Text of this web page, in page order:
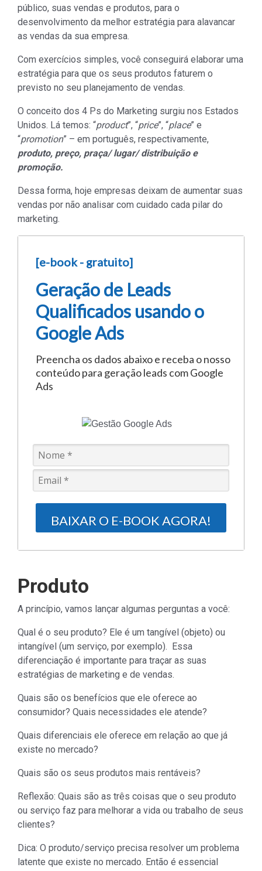
público, suas vendas e produtos, para o
desenvolvimento da melhor estratégia para alavancar
as vendas da sua empresa.
Com exercícios simples, você conseguirá elaborar uma
estratégia para que os seus produtos faturem o
previsto no seu planejamento de vendas.
O conceito dos 4 Ps do Marketing surgiu nos Estados
Unidos. Lá temos: “product”, “price”, “place” e
“promotion” – em português, respectivamente,
produto, preço, praça/ lugar/ distribuição e
promoção.
Dessa forma, hoje empresas deixam de aumentar suas
vendas por não analisar com cuidado cada pilar do
marketing.
[e-book - gratuito]
Geração de Leads
Qualificados usando o
Google Ads
Preencha os dados abaixo e receba o nosso
conteúdo para geração leads com Google
Ads
BAIXAR O E-BOOK AGORA!
Produto
A princípio, vamos lançar algumas perguntas a você:
Qual é o seu produto? Ele é um tangível (objeto) ou
intangível (um serviço, por exemplo). Essa
diferenciação é importante para traçar as suas
estratégias de marketing e de vendas.
Quais são os benefícios que ele oferece ao
consumidor? Quais necessidades ele atende?
Quais diferenciais ele oferece em relação ao que já
existe no mercado?
Quais são os seus produtos mais rentáveis?
Reflexão: Quais são as três coisas que o seu produto
ou serviço faz para melhorar a vida ou trabalho de seus
clientes?
Dica: O produto/serviço precisa resolver um problema
latente que existe no mercado. Então é essencial